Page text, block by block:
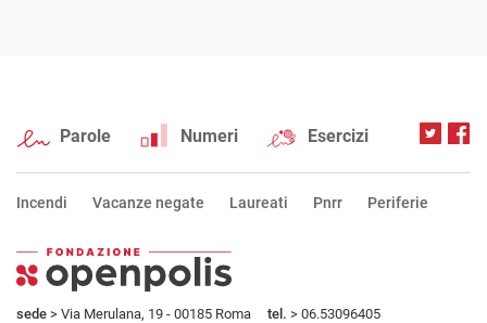
Parole Numeri Esercizi
Incendi Vacanze negate Laureati Pnrr Periferie
sede > Via Merulana, 19 - 00185 Roma tel. > 06.53096405